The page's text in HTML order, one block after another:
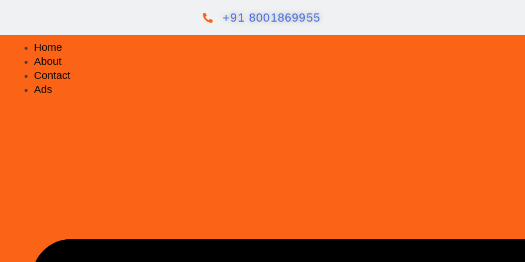
+91 8001869955
Home
About
Contact
Ads